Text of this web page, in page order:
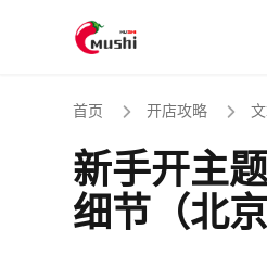
首页 开店攻略
新手开主
细节（北